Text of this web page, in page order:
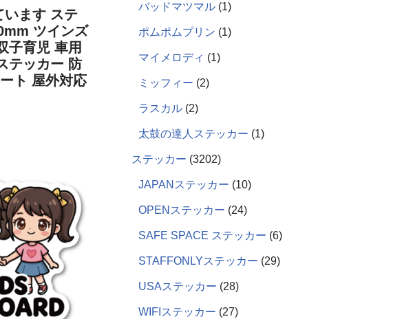
います ステ
ツインズ
子育児 車用
テッカー 防
ト 屋外対応
バッドマツマル 1
ポムポムプリン 1
マイメロディ 1
ミッフィー 2
ラスカル 2
太鼓の達人ステッカー 1
ステッカー 3202
JAPANステッカー 10
OPENステッカー 24
SAFE SPACE ステッカー 6
STAFFONLYステッカー 29
USAステッカー 28
WIFIステッカー 27